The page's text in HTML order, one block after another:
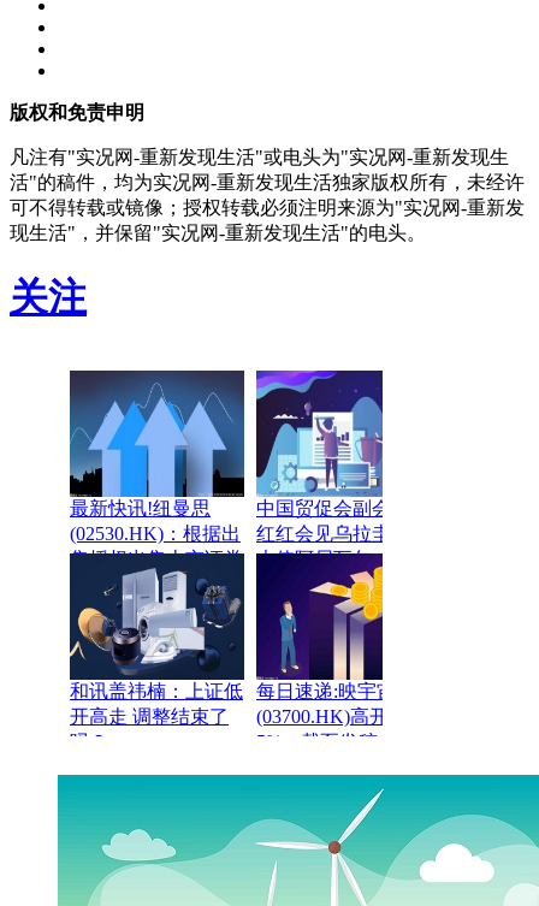
版权和免责申明
凡注有"实况网-重新发现生活"或电头为"实况网-重新发现生
活"的稿件，均为实况网-重新发现生活独家版权所有，未经许
可不得转载或镜像；授权转载必须注明来源为"实况网-重新发
现生活"，并保留"实况网-重新发现生活"的电头。
关注
最新快讯!纽曼思
(02530.HK)：根据出
售授权出售上市证券
总代价7130万港元
中国贸促会副会长林
红红会见乌拉圭驻华
大使阿尼瓦尔·卡夫
和讯盖祎楠：上证低
开高走 调整结束了
吗？
每日速递:映宇宙
(03700.HK)高开近
5%，截至发稿，涨
元，成交额142.64万
港元